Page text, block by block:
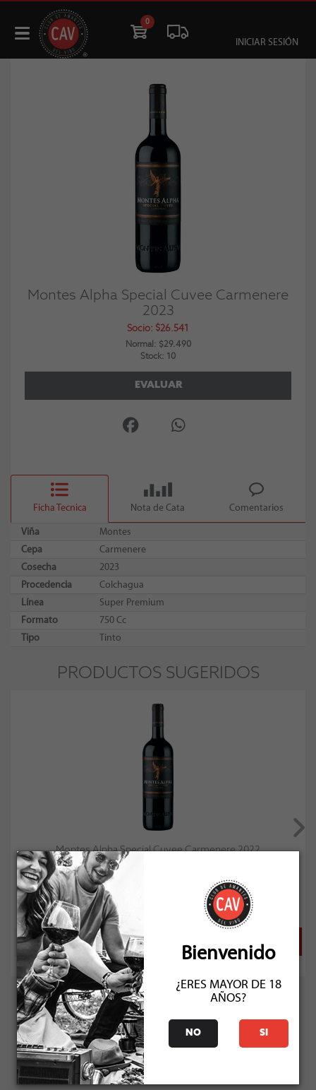
0
INICIAR SESIÓN
Montes Alpha Special Cuvee Carmenere
2023
Socio: $26.541
Normal: $29.490
Stock: 10
EVALUAR
Ficha Tecnica Nota de Cata Comentarios
Viña
Montes
Cepa
Carmenere
Cosecha
2023
Procedencia
Colchagua
Línea
Super Premium
Formato
750 Cc
Tipo
Tinto
PRODUCTOS SUGERIDOS
Montes Alpha Special Cuvee Carmenere 2022
Bienvenido
¿ERES MAYOR DE 18
AÑOS?
NO SI